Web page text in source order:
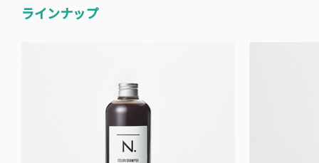
ラインナップ